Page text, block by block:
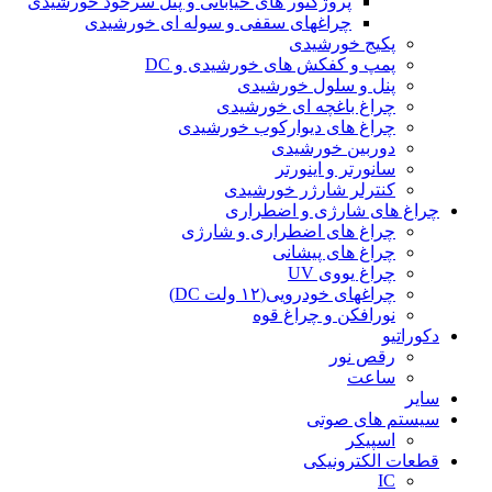
چراغهای سقفی و سوله ای خورشیدی
پکیج خورشیدی
پمپ و کفکش های خورشیدی و DC
پنل و سلول خورشیدی
چراغ باغچه ای خورشیدی
چراغ های دیوارکوب خورشیدی
دوربین خورشیدی
سانورتر و اینورتر
کنترلر شارژر خورشیدی
چراغ های شارژی و اضطراری
چراغ های اضطراری و شارژی
چراغ های پیشانی
چراغ یووی UV
چراغهای خودرویی(۱۲ ولت DC)
نورافکن و چراغ قوه
دکوراتیو
رقص نور
ساعت
سایر
سیستم های صوتی
اسپیکر
قطعات الکترونیکی
IC